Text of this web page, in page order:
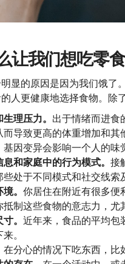
让我们想吃零
显的原因是因为我们饿了
人更健康地选择食物。除
理压力。 出于情绪而进食
而导致更高的体重增加和其
基因变异会影响一个人的味
和家庭中的行为模式。 接
些处于不同模式和社交线索
。 你居住在附近有很多便
抵制这些食物的意志力，尤
。 近年来，食品的平均包
。
在分心的情况下吃东西，比